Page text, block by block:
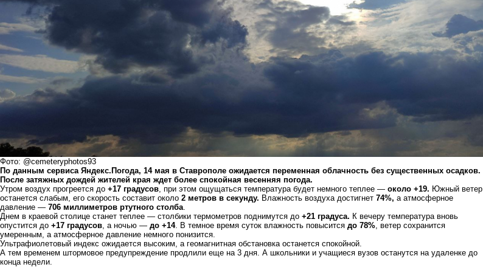
Фото: @cemeteryphotos93
По данным сервиса Яндекс.Погода, 14 мая в Ставрополе ожидается переменная облачность без существенных осадков.
После затяжных дождей жителей края ждет более спокойная весенняя погода.
Утром воздух прогреется до +17 градусов , при этом ощущаться температура будет немного теплее — около +19. Южный ветер
останется слабым, его скорость составит около 2 метров в секунду. Влажность воздуха достигнет 74%, а атмосферное
давление — 706 миллиметров ртутного столба
Днем в краевой столице станет теплее — столбики термометров поднимутся до +21 градуса. К вечеру температура вновь
опустится до +17 градусов , а ночью — до +14. В темное время суток влажность повысится до 78% , ветер сохранится
умеренным, а атмосферное давление немного понизится.
Ультрафиолетовый индекс ожидается высоким, а геомагнитная обстановка останется спокойной.
А тем временем штормовое предупреждение продлили еще на 3 дня. А школьники и учащиеся вузов останутся на удаленке до
конца недели.